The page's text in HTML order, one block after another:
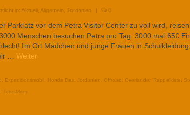
in: Aktuell, Allgemein Jordanien | 0
Parklatz vor dem Petra Visitor Center zu voll wird, reisen
Menschen besuchen Petra pro Tag. 3000 mal 65€
Im Ort Mädchen und junge Frauen in
… Weiter
Expeditionsmobil Honda Dax Jordanien Offroad Overlander, Rappelkiste
TotesMeer